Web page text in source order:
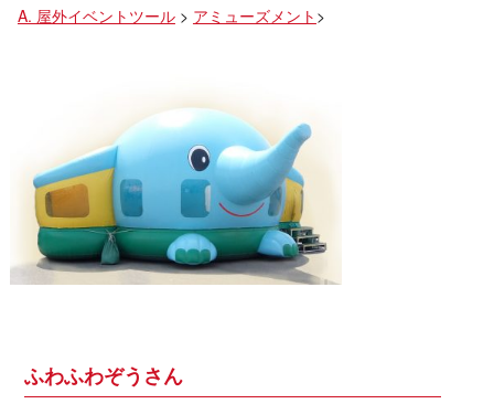
A. 屋外イベントツール> アミューズメント >
ふわふわぞうさん